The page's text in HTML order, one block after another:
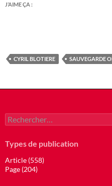
J’AIME ÇA :
CYRIL BLOTIERE SAUVEGARDE
Rechercher :
Types de publication
Article (558)
Page (204)